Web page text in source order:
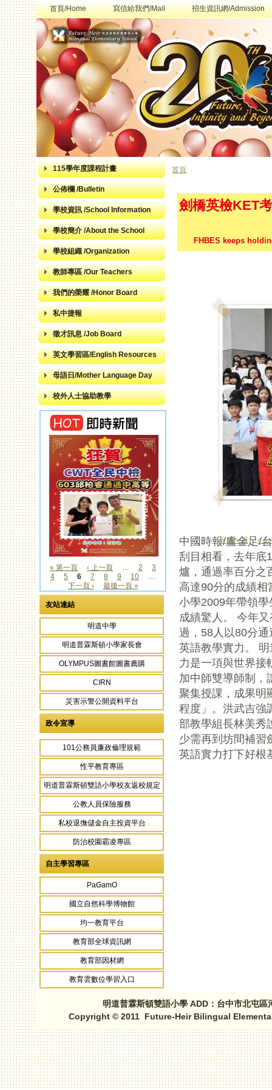
首頁/Home 寫信給我們/Mail 招生資訊網/Admission
115學年度課程計畫
公佈欄 /Bulletin
學校資訊 /School Information
學校簡介 /About the School
學校組織 /Organization
教師專區 /Our Teachers
我們的榮耀 /Honor Board
私中捷報
徵才訊息 /Job Board
英文學習區/English Resources
母語日/Mother Language Day
校外人士協助教學
頁面
« 第一頁 ‹ 上一頁 … 2
3
4
5 6 7 8 9 10
…
下一頁 ›
最後一頁 »
友站連結
明道中學
明道普霖斯頓小學家長會
OLYMPUS圖書館圖書薦購
CIRN
災害示警公開資料平台
政令宣導
101公務員廉政倫理規範
性平教育專區
明道普霖斯頓雙語小學校友返校規定
公教人員保險服務
私校退撫儲金自主投資平台
防治校園霸凌專區
自主學習專區
PaGamO
國立自然科學博物館
均一教育平台
教育部全球資訊網
教育部因材網
教育雲數位學習入口
首頁
劍橋英檢KET
FHBES keeps
頁面
« 第一頁 ‹ 上
中國時報/盧金足/
刮目相看，去年底
爐，通過率百分之
高達90分的成績
小學2009年帶領
成績驚人。 今年
過，58人以80分
英語教學實力。
力是一項與世界接
加中師雙導師制，
聚集授課，成果明
程度」。洪武吉強
部教學組長林美秀
少需再到坊間補習
英語實力打下好根
明道普霖斯頓雙語小學 ADD：台中市北屯
Copyright © 2011 Future-Heir Bilingual